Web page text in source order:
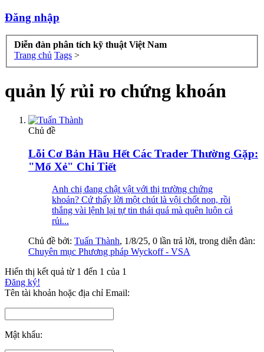
Đăng nhập
Diễn đàn phân tích kỹ thuật Việt Nam
Trang chủ Tags >
quản lý rủi ro chứng khoán
Chủ đề
Lỗi Cơ Bản Hầu Hết Các Trader Thường Gặp:
"Mổ Xẻ" Chi Tiết
Anh chị đang chật vật với thị trường chứng
khoán? Cứ thấy lời một chút là vội chốt non, rồi
thắng vài lệnh lại tự tin thái quá mà quên luôn cả
rủi...
Chủ đề bởi: Tuấn Thành, 1/8/25, 0 lần trả lời, trong diễn đàn:
Chuyên mục Phương pháp Wyckoff - VSA
Hiển thị kết quả từ 1 đến 1 của 1
Đăng ký!
Tên tài khoản hoặc địa chỉ Email:
Mật khẩu: